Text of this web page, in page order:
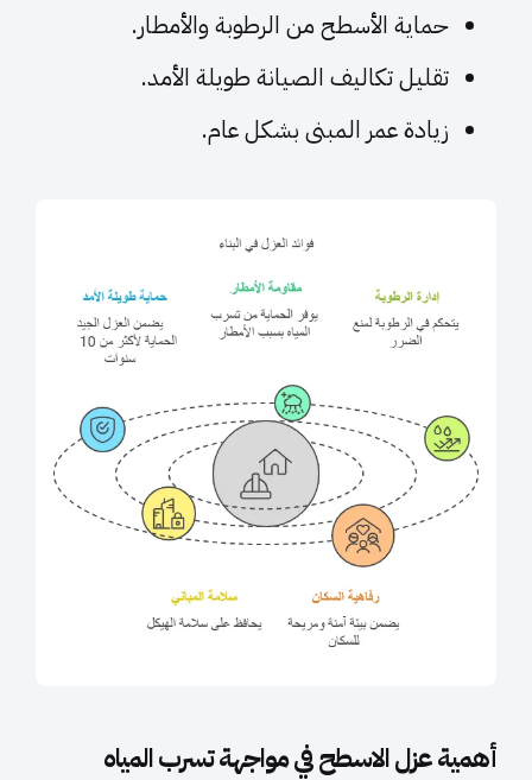
حماية الأسطح من الرطوبة والأمطار.
تقليل تكاليف الصيانة طويلة الأمد.
زيادة عمر المبنى بشكل عام.
أهمية عزل الاسطح في مواجهة تسرب المياه